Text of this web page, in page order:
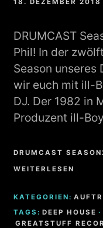
18. DEZEMBER 2018
DRUMCAST
Phil! In der
Season unseres
wir euch mit ill-
DJ. Der 1982 in
Produzent ill-
DRUMCAST
WEITERLESEN
KATEGORIEN:
TAGS: DEEP HOUSE ·
GREATSTUFF